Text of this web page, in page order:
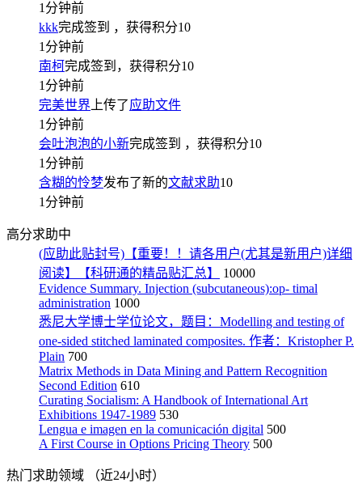
1分钟前
kkk完成签到 ，获得积分10
1分钟前
南柯完成签到，获得积分10
1分钟前
完美世界 上传了应助文件
1分钟前
会吐泡泡的小新完成签到 ，获得积分10
1分钟前
含糊的怜梦发布了新的文献求助10
1分钟前
高分求助中
(应助此贴封号)【重要！！请各用户(尤其是新用户)详细
阅读】【科研通的精品贴汇总】
10000
Evidence Summary. Injection (subcutaneous):op- timal
administration 1000
悉尼大学博士学位论文，题目：Modelling and testing of
one-sided stitched laminated composites. 作者：Kristopher P.
Plain 700
Matrix Methods in Data Mining and Pattern Recognition
Second Edition 610
Curating Socialism: A Handbook of International Art
Exhibitions 1947-1989 530
Lengua e imagen en la comunicación digital 500
A First Course in Options Pricing Theory 500
热门求助领域
（近24小时）